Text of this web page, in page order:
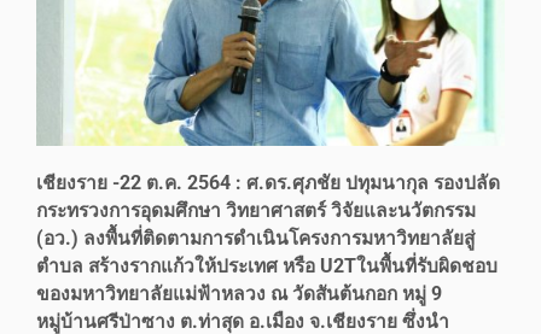
เชียงราย -22 ต.ค. 2564 : ศ.ดร.ศุภชัย ปทุมนากุล รองปลัด
กระทรวงการอุดมศึกษา วิทยาศาสตร์ วิจัยและนวัตกรรม
(อว.) ลงพื้นที่ติดตามการดำเนินโครงการมหาวิทยาลัยสู่
ตำบล สร้างรากแก้วให้ประเทศ หรือ U2Tในพื้นที่รับผิดชอบ
ของมหาวิทยาลัยแม่ฟ้าหลวง ณ วัดสันต้นกอก หมู่ 9
หมู่บ้านศรีป่าซาง ต.ท่าสุด อ.เมือง จ.เชียงราย ซึ่งนำ